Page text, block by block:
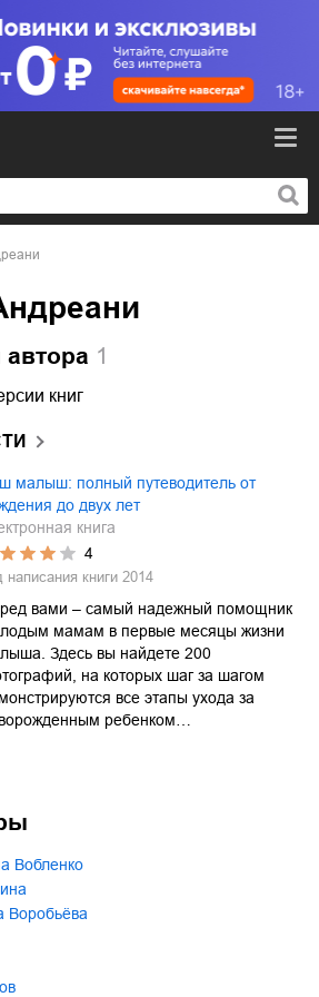
1
книг
малыш: полный путеводитель от
до двух лет
книга
4
написания книги 2014
вами – самый надежный помощник
мамам в первые месяцы жизни
Здесь вы найдете 200
на которых шаг за шагом
все этапы ухода за
ребенком…
Вобленко
Воробьёва